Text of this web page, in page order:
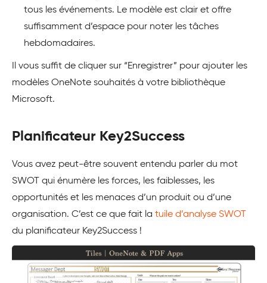
tous les événements. Le modèle est clair et offre
suffisamment d’espace pour noter les tâches
hebdomadaires.
Il vous suffit de cliquer sur “Enregistrer” pour ajouter les
modèles OneNote souhaités à votre bibliothèque
Microsoft.
Planificateur Key2Success
Vous avez peut-être souvent entendu parler du mot
SWOT qui énumère les forces, les faiblesses, les
opportunités et les menaces d’un produit ou d’une
organisation. C’est ce que fait la tuile d’analyse SWOT
du planificateur Key2Success !